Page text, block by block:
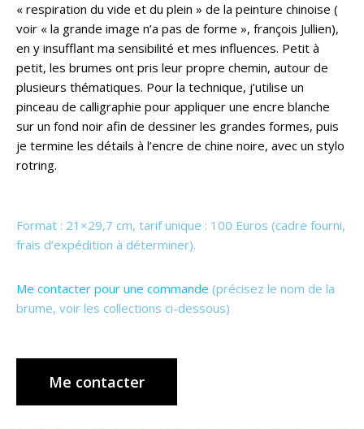
« respiration du vide et du plein » de la peinture chinoise (
voir « la grande image n’a pas de forme », françois Jullien),
en y insufflant ma sensibilité et mes influences. Petit à
petit, les brumes ont pris leur propre chemin, autour de
plusieurs thématiques. Pour la technique, j’utilise un
pinceau de calligraphie pour appliquer une encre blanche
sur un fond noir afin de dessiner les grandes formes, puis
je termine les détails à l’encre de chine noire, avec un stylo
rotring.
Format : 21×29,7 cm, tarif unique : 100 Euros (cadre fourni,
frais d’expédition à déterminer).
Me contacter pour une commande (précisez le nom de la
brume, voir les collections ci-dessous)
Me contacter